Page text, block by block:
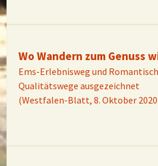
Wo Wandern zum Genuss
Ems-Erlebnisweg und
Qualitätswege ausgezeichnet
(Westfalen-Blatt, 8. Oktober